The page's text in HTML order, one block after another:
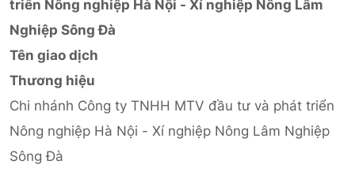
triển Nông nghiệp Hà Nội - Xí nghiệp Nông Lâm
Nghiệp Sông Đà
Tên giao dịch
Thương hiệu
Chi nhánh Công ty TNHH MTV đầu tư và phát triển
Nông nghiệp Hà Nội - Xí nghiệp Nông Lâm Nghiệp
Sông Đà